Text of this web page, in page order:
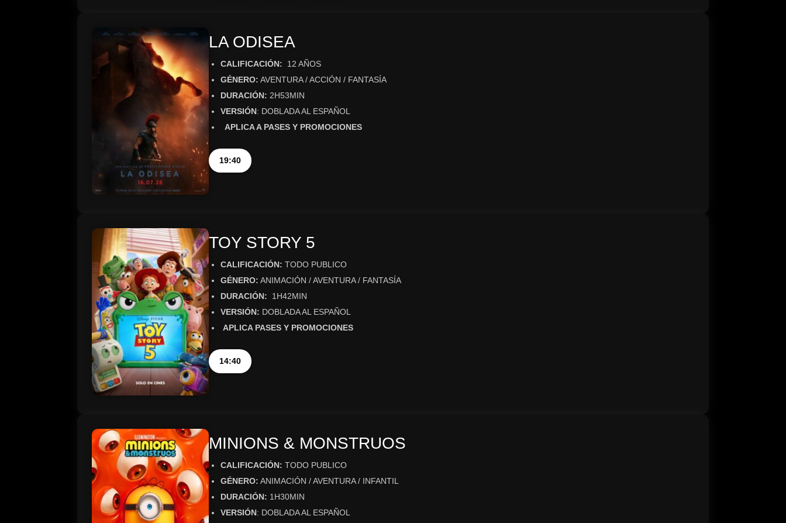
LA ODISEA
CALIFICACIÓN: 12 AÑOS
GÉNERO: AVENTURA / ACCIÓN / FANTASÍA
DURACIÓN: 2H53MIN
VERSIÓN: DOBLADA AL ESPAÑOL
APLICA A PASES Y PROMOCIONES
19:40
TOY STORY 5
CALIFICACIÓN: TODO PUBLICO
GÉNERO: ANIMACIÓN / AVENTURA / FANTASÍA
DURACIÓN:
1H42MIN
VERSIÓN: DOBLADA AL ESPAÑOL
APLICA PASES Y PROMOCIONES
14:40
MINIONS & MONSTRUOS
CALIFICACIÓN: TODO PUBLICO
GÉNERO: ANIMACIÓN / AVENTURA / INFANTIL
DURACIÓN: 1H30MIN
VERSIÓN: DOBLADA AL ESPAÑOL